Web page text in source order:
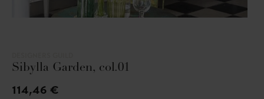
Sibylla Garden, col.01
114,46 €